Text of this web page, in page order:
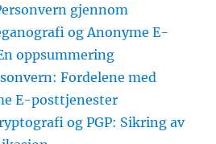
gjennom
og Anonyme E-
oppsummering
Fordelene med
E-posttjenester
og PGP: Sikring av